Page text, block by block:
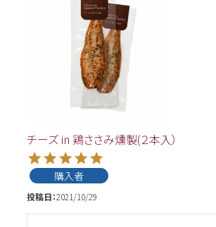
チーズ in 鶏ささみ燻製(２本入）
購入者
投稿日 2021/10/29